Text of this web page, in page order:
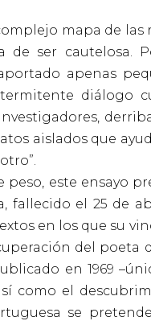
mapa de las
de ser cautelosa.
apenas
diálogo
aislados que
este ensayo
fallecido el 25 de
en los que su
del poeta
en 1969
como el
se